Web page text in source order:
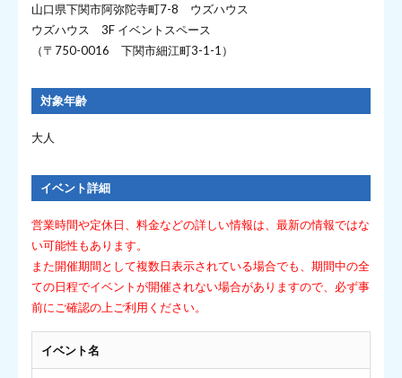
山口県下関市阿弥陀寺町7-8 ウズハウス
ウズハウス 3F イベントスペース
（〒750-0016 下関市細江町3-1-1）
対象年齢
大人
イベント詳細
営業時間や定休日、料金などの詳しい情報は、最新の情報ではな
い可能性もあります。
また開催期間として複数日表示されている場合でも、期間中の全
ての日程でイベントが開催されない場合がありますので、必ず事
前にご確認の上ご利用ください。
イベント名